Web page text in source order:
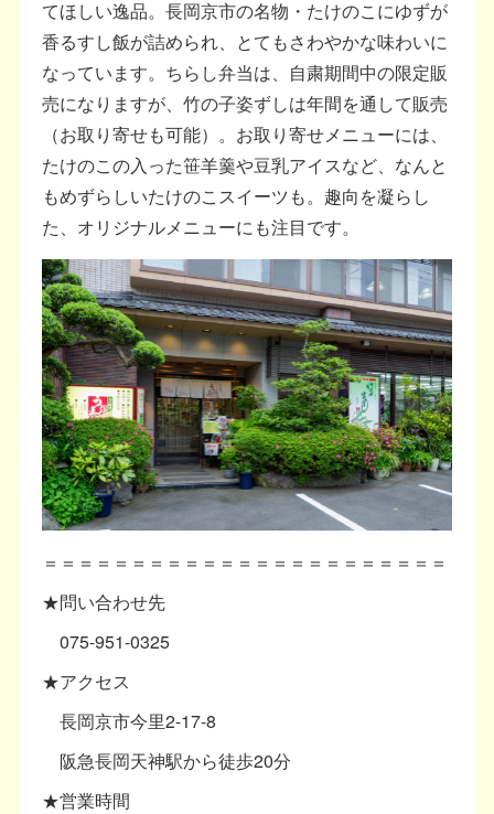
てほしい逸品。長岡京市の名物・たけのこにゆずが
香るすし飯が詰められ、とてもさわやかな味わいに
なっています。ちらし弁当は、自粛期間中の限定販
売になりますが、竹の子姿ずしは年間を通して販売
（お取り寄せも可能）。お取り寄せメニューには、
たけのこの入った笹羊羹や豆乳アイスなど、なんと
もめずらしいたけのこスイーツも。趣向を凝らし
た、オリジナルメニューにも注目です。
＝＝＝＝＝＝＝＝＝＝＝＝＝＝＝＝＝＝＝＝＝＝＝
★問い合わせ先
075-951-0325
★アクセス
長岡京市今里2-17-8
阪急長岡天神駅から徒歩20分
★営業時間